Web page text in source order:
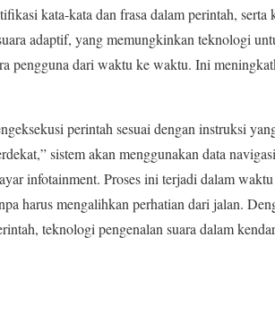
kata-kata dan frasa dalam perintah,
adaptif, yang memungkinkan teknologi
pengguna dari waktu ke waktu. Ini
perintah sesuai dengan instruksi
sistem akan menggunakan data
infotainment. Proses ini terjadi dalam
harus mengalihkan perhatian dari jalan.
teknologi pengenalan suara dalam